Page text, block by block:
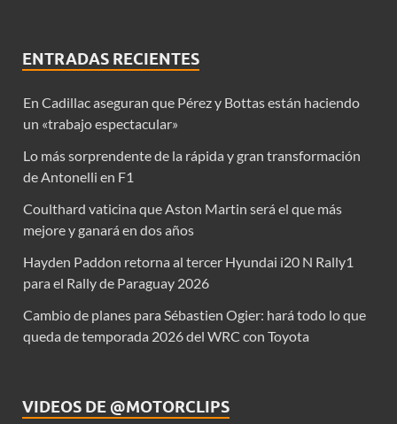
ENTRADAS RECIENTES
En Cadillac aseguran que Pérez y Bottas están haciendo
un «trabajo espectacular»
Lo más sorprendente de la rápida y gran transformación
de Antonelli en F1
Coulthard vaticina que Aston Martin será el que más
mejore y ganará en dos años
Hayden Paddon retorna al tercer Hyundai i20 N Rally1
para el Rally de Paraguay 2026
Cambio de planes para Sébastien Ogier: hará todo lo que
queda de temporada 2026 del WRC con Toyota
VIDEOS DE @MOTORCLIPS